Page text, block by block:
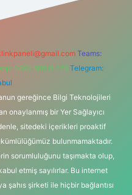
Teams:
0262 606 0 726 Telegram:
gereğince Bilgi Teknolojileri
onaylanmış bir Yer Sağlayıcı
sitedeki içerikleri proaktif
bulunmamaktadır.
sorumluluğunu taşımakta olup,
etmiş sayılırlar. Bu internet
şahıs şirketi ile hiçbir bağlantısı